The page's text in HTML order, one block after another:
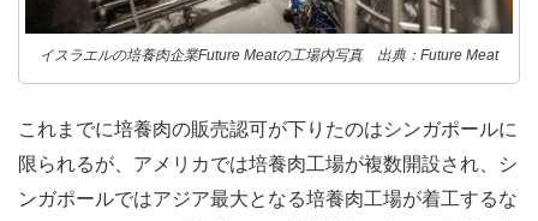
イスラエルの培養肉企業Future Meatの工場内写真 出典：Future Meat
これまでに培養肉の販売認可が下りたのはシンガポールに
限られるが、アメリカでは培養肉工場が複数開設され、シ
ンガポールではアジア最大となる培養肉工場が着工するな